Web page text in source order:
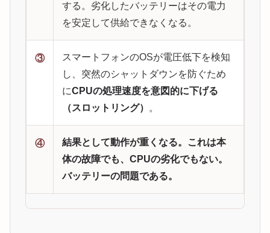
する。劣化したバッテリーはその電力
を安定して供給できなくなる。
③
スマートフォンのOSが電圧低下を検知
し、突然のシャットダウンを防ぐため
にCPUの処理速度を意図的に下げる
（スロットリング）
。
④
結果として動作が重くなる。これは本
体の故障でも、CPUの劣化でもない。
バッテリーの問題である。